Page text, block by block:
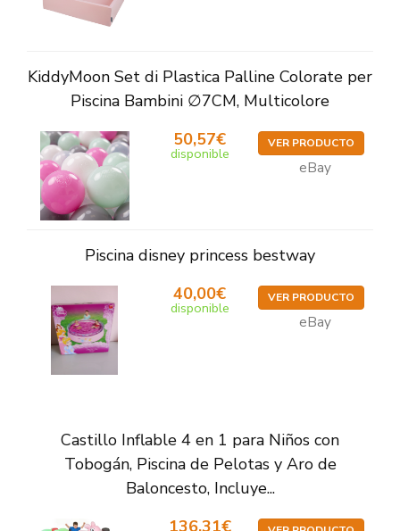
KiddyMoon Set di Plastica Palline Colorate per
Piscina Bambini ∅7CM, Multicolore
50,57€
disponible
VER PRODUCTO
eBay
Piscina disney princess bestway
40,00€
disponible
VER PRODUCTO
eBay
Castillo Inflable 4 en 1 para Niños con
Tobogán, Piscina de Pelotas y Aro de
Baloncesto, Incluye...